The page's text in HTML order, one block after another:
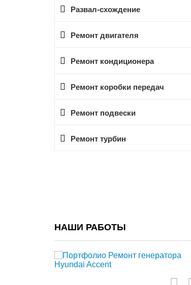
Развал-схождение
Ремонт двигателя
Ремонт кондиционера
Ремонт коробки передач
Ремонт подвески
Ремонт турбин
НАШИ РАБОТЫ